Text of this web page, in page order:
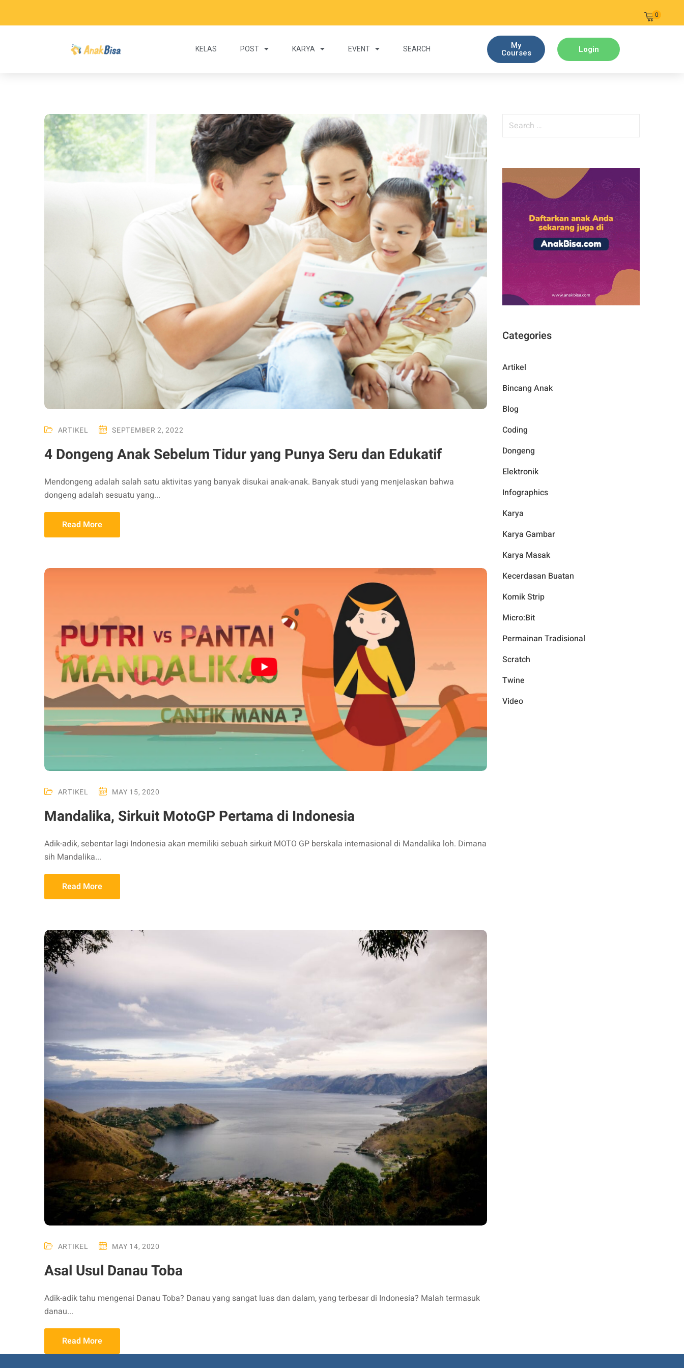
0
KELAS POST KARYA EVENT SEARCH
My
Courses
Login
ARTIKEL SEPTEMBER 2, 2022
4 Dongeng Anak Sebelum Tidur yang Punya Seru dan Edukatif
Mendongeng adalah salah satu aktivitas yang banyak disukai anak-anak. Banyak studi yang menjelaskan bahwa
dongeng adalah sesuatu yang...
Read More
ARTIKEL MAY 15, 2020
Mandalika, Sirkuit MotoGP Pertama di Indonesia
Adik-adik, sebentar lagi Indonesia akan memiliki sebuah sirkuit MOTO GP berskala internasional di Mandalika loh. Dimana
sih Mandalika...
Read More
ARTIKEL MAY 14, 2020
Asal Usul Danau Toba
Adik-adik tahu mengenai Danau Toba? Danau yang sangat luas dan dalam, yang terbesar di Indonesia? Malah termasuk
danau...
Read More
Categories
Artikel
Bincang Anak
Blog
Coding
Dongeng
Elektronik
Infographics
Karya
Karya Gambar
Karya Masak
Kecerdasan Buatan
Komik Strip
Micro:Bit
Permainan Tradisional
Scratch
Twine
Video